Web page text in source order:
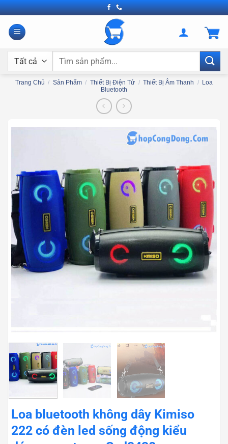
Bỏ
qua
nội
Tìm
Trang Chủ / Sản Phẩm / Thiết Bị Điện Tử / Thiết Bị Âm Thanh / Loa
Bluetooth
Loa bluetooth không dây Kimiso
222 có đèn led sống động kiểu